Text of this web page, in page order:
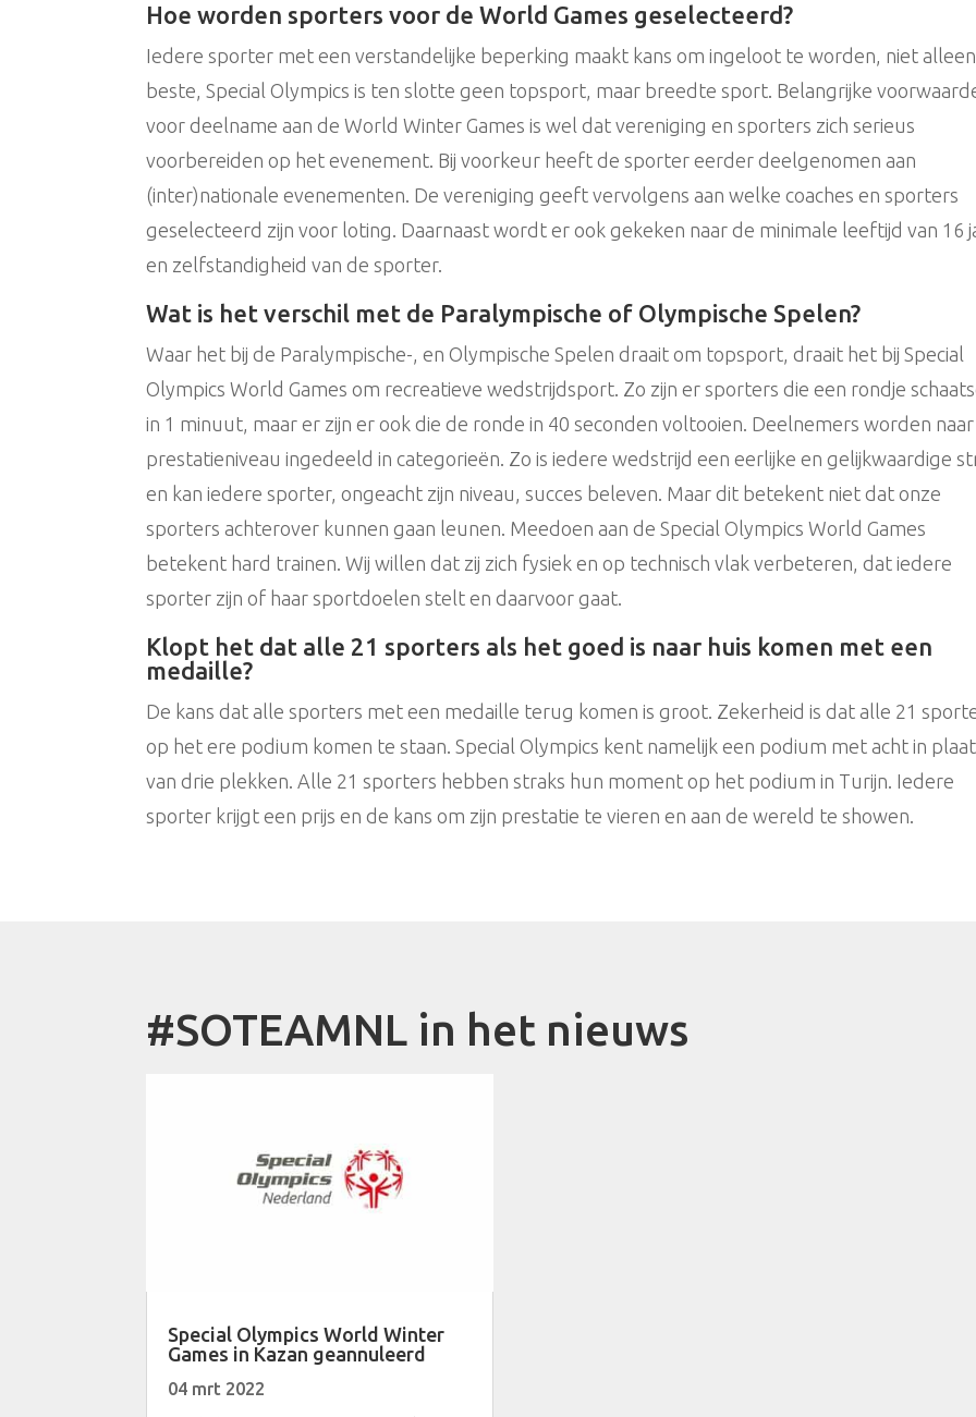
Hoe worden sporters voor de World Games geselecteerd?
Iedere sporter met een verstandelijke beperking maakt kans om ingeloot te worden, niet
beste, Special Olympics is ten slotte geen topsport, maar breedte sport. Belangrijke
voor deelname aan de World Winter Games is wel dat vereniging en sporters zich serieus
voorbereiden op het evenement. Bij voorkeur heeft de sporter eerder deelgenomen aan
(inter)nationale evenementen. De vereniging geeft vervolgens aan welke coaches en sporters
geselecteerd zijn voor loting. Daarnaast wordt er ook gekeken naar de minimale leeftijd van 16
en zelfstandigheid van de sporter.
Wat is het verschil met de Paralympische of Olympische Spelen?
Waar het bij de Paralympische-, en Olympische Spelen draait om topsport, draait het bij Special
Olympics World Games om recreatieve wedstrijdsport. Zo zijn er sporters die een rondje
in 1 minuut, maar er zijn er ook die de ronde in 40 seconden voltooien. Deelnemers worden naar
prestatieniveau ingedeeld in categorieën. Zo is iedere wedstrijd een eerlijke en gelijkwaardige
en kan iedere sporter, ongeacht zijn niveau, succes beleven. Maar dit betekent niet dat onze
sporters achterover kunnen gaan leunen. Meedoen aan de Special Olympics World Games
betekent hard trainen. Wij willen dat zij zich fysiek en op technisch vlak verbeteren, dat iedere
sporter zijn of haar sportdoelen stelt en daarvoor gaat.
Klopt het dat alle 21 sporters als het goed is naar huis komen met een
medaille?
De kans dat alle sporters met een medaille terug komen is groot. Zekerheid is dat alle 21
op het ere podium komen te staan. Special Olympics kent namelijk een podium met acht in
van drie plekken. Alle 21 sporters hebben straks hun moment op het podium in Turijn. Iedere
sporter krijgt een prijs en de kans om zijn prestatie te vieren en aan de wereld te showen.
#SOTEAMNL in het nieuws
Special Olympics World Winter
Games in Kazan geannuleerd
04 mrt 2022